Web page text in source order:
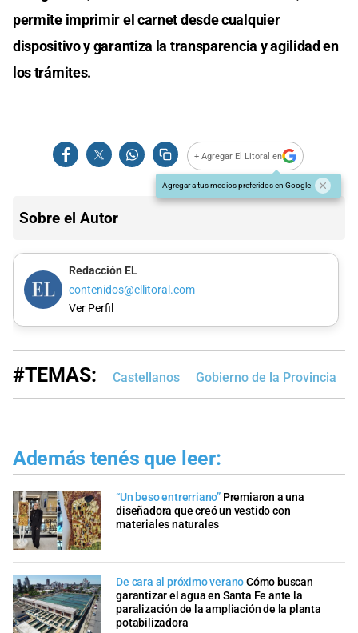
permite imprimir el carnet desde cualquier
dispositivo y garantiza la transparencia y agilidad en
los trámites.
+ Agregar El Litoral en
Agregar a tus medios preferidos en Google
Sobre el Autor
Redacción EL
contenidos@ellitoral.com
Ver Perfil
#TEMAS: Castellanos Gobierno de la Provincia
Además tenés que leer:
“Un beso entrerriano” Premiaron a una
diseñadora que creó un vestido con
materiales naturales
De cara al próximo veranoCómo buscan
garantizar el agua en Santa Fe ante la
paralización de la ampliación de la planta
potabilizadora